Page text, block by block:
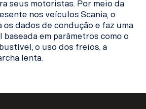
seus motoristas. Por meio da
nos veículos Scania, o
dados de condução e faz uma
em parâmetros como o
o uso dos freios, a
lenta.